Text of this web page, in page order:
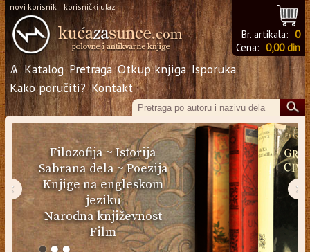
novi korisnik korisnički ulaz
Br. artikala: 0
Cena: 0,00 din
Ѧ Katalog Pretraga Otkup knjiga Isporuka
Kako poručiti? Kontakt
Filozofija~Istorija
Sabrana dela~Poezija
Knjige na engleskom
jeziku
Narodna književnost
Film
‹ ›